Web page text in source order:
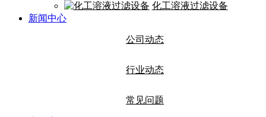
化工溶液过滤设备
新闻中心
公司动态
行业动态
常见问题